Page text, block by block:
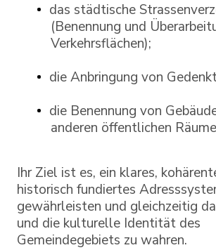
das städtische
(Benennung und
Verkehrsflächen);
die Anbringung von
die Benennung von
anderen öffentlichen
Ihr Ziel ist es, ein klares,
historisch fundiertes
gewährleisten und gleichzeitig
und die kulturelle Identität des
Gemeindegebiets zu wahren.